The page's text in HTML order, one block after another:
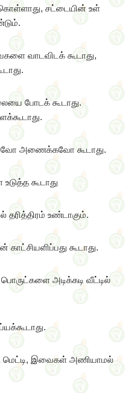
சட்டையின் உள்
வாடவிடக் கூடாது,
போடக் கூடாது.
அணைக்கவோ கூடாது.
கூடாது
தரித்திரம் உண்டாகும்.
கூடாது.
அடிக்கடி வீட்டில்
மெட்டி, இவைகள் அணியாமல்